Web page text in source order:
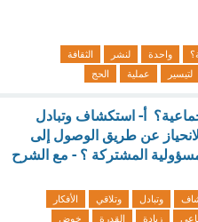
واحدة لنشر
الثقافة
لتيسير عملية الحج
أ- استكشاف وتبادل
عن طريق الوصول إلى
المشتركة ؟ - مع الشرح
وتبادل وتلاقي
الأفكار
زيادة القدرة خوض